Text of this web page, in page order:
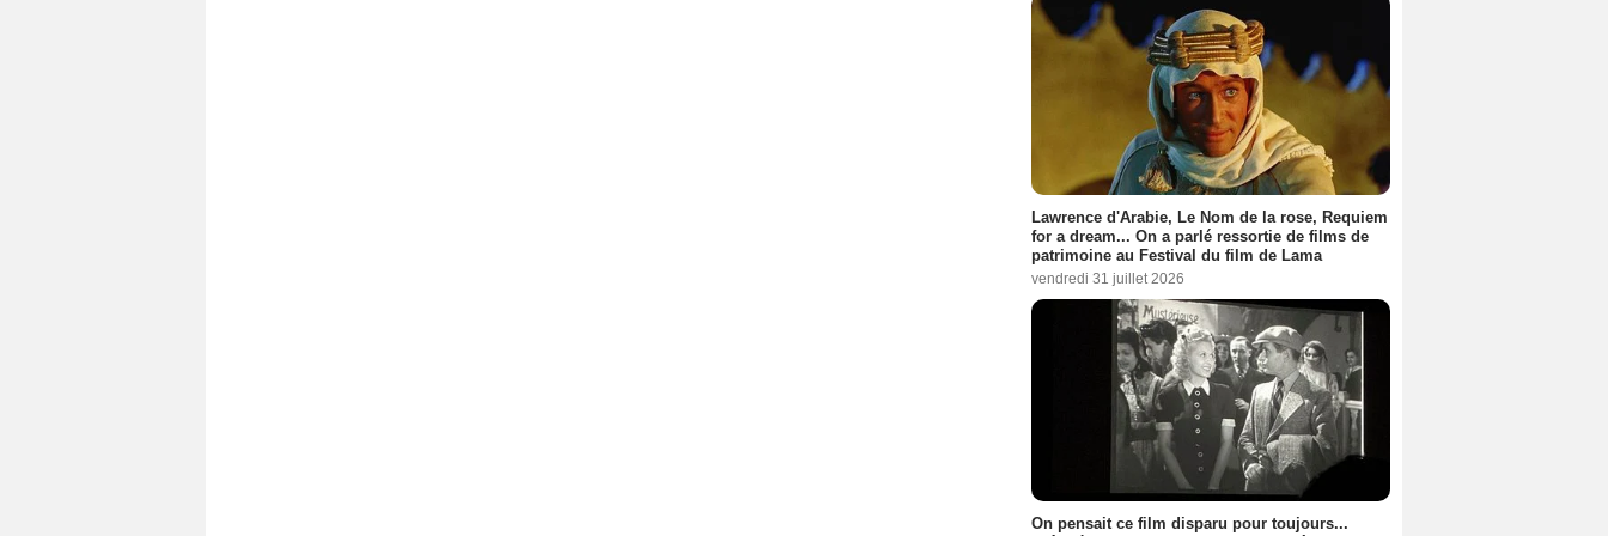
Lawrence d'Arabie, Le Nom de la rose, Requiem
for a dream... On a parlé ressortie de films de
patrimoine au Festival du film de Lama
vendredi 31 juillet 2026
On pensait ce film disparu pour toujours...